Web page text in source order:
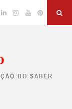
LinkedinInstagram
YouTubePinterest
DO SABER